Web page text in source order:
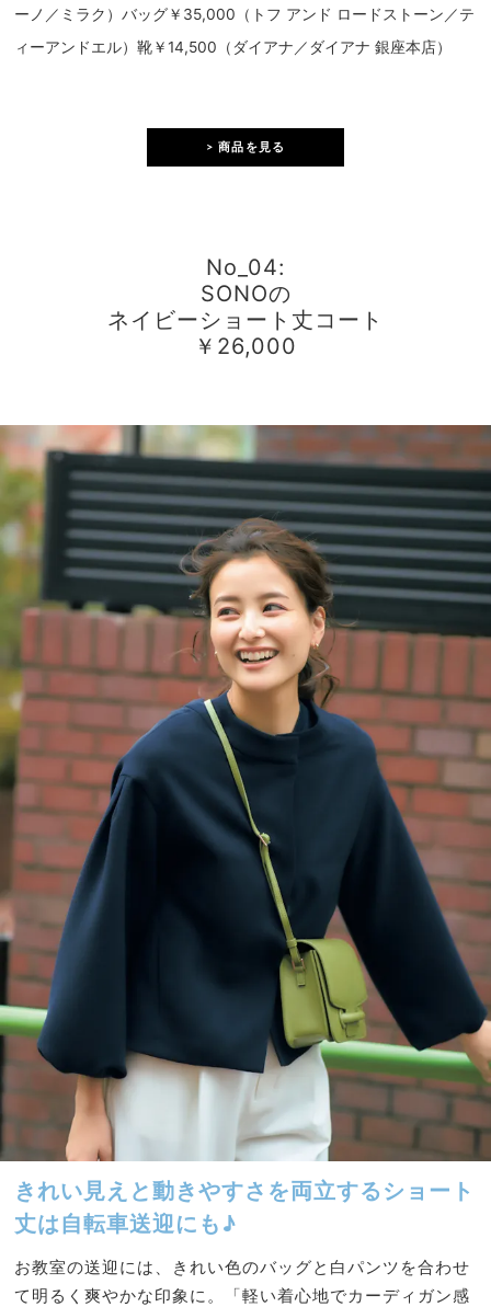
ーノ／ミラク）バッグ￥35,000（トフ アンド ロードストーン／テ
ィーアンドエル）靴￥14,500（ダイアナ／ダイアナ 銀座本店）
> 商品を見る
No_04:
SONOの
ネイビーショート丈コート
￥26,000
きれい見えと動きやすさを両立するショート
丈は自転車送迎にも♪
お教室の送迎には、きれい色のバッグと白パンツを合わせ
て明るく爽やかな印象に。「軽い着心地でカーディガン感